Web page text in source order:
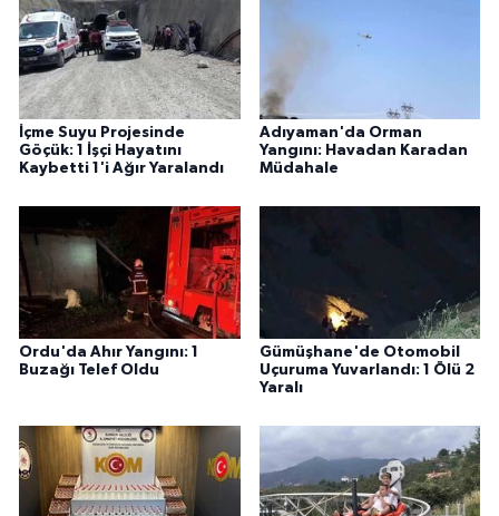
İçme Suyu Projesinde
Göçük: 1 İşçi Hayatını
Kaybetti 1'i Ağır Yaralandı
Adıyaman'da Orman
Yangını: Havadan Karadan
Müdahale
Ordu'da Ahır Yangını: 1
Buzağı Telef Oldu
Gümüşhane'de Otomobil
Uçuruma Yuvarlandı: 1 Ölü 2
Yaralı